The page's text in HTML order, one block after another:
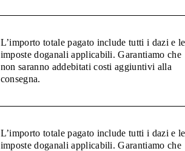
L’importo totale pagato include tutti i dazi e le
imposte doganali applicabili. Garantiamo che
non saranno addebitati costi aggiuntivi alla
consegna.
L’importo totale pagato include tutti i dazi e le
imposte doganali applicabili. Garantiamo che